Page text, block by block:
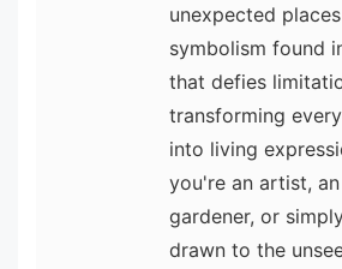
unexpected
symbolism found
that defies
transforming
into living
you're an artist,
gardener, or
drawn to the